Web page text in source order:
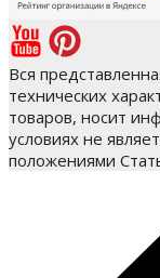
Вся
технических
товаров, носит
условиях не
положениями